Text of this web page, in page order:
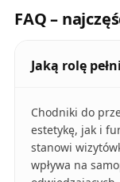
FAQ –
Jaką rolę
Chodniki do
estetykę, jak i
stanowi
wpływa na